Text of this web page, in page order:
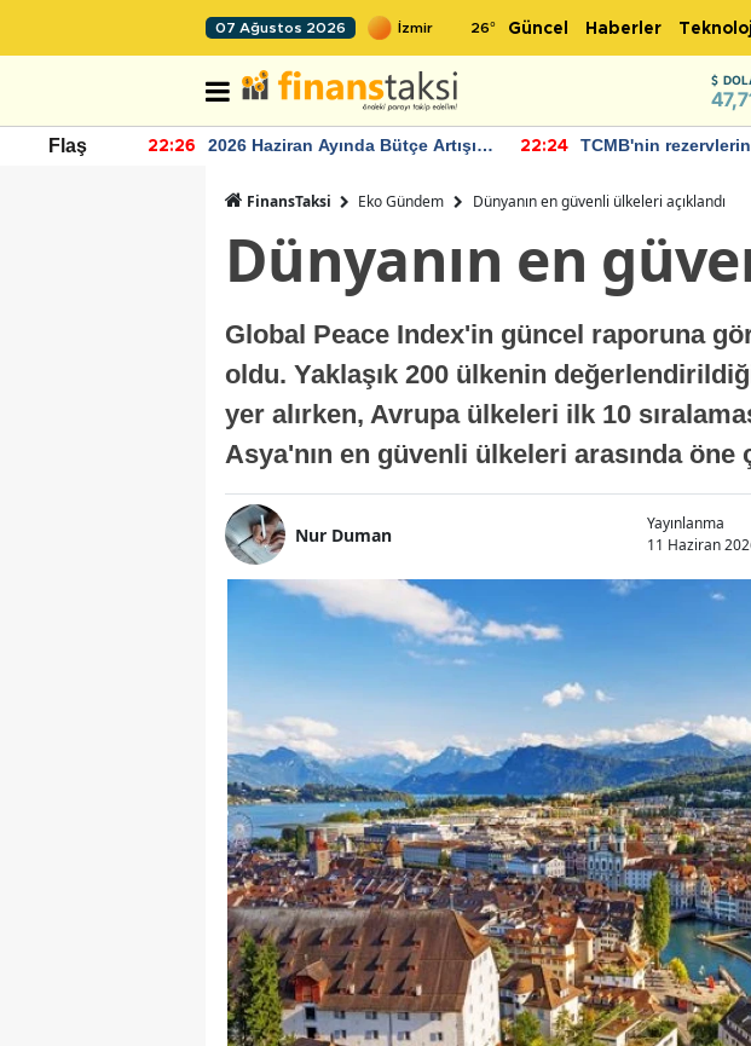
07 Ağustos 2026 26° Güncel Haberler
Flaş 22:26
2026 Haziran Ayında Bütçe Artışı
22:24
TCMB'nin
FinansTaksi Eko Gündem Dünyanın en güvenli ülkeleri açıklandı
Dünyanın en
Global Peace Index'in güncel raporuna
oldu. Yaklaşık 200 ülkenin
yer alırken, Avrupa ülkeleri ilk 10
Asya'nın en güvenli ülkeleri arasında öne
Nur Duman
Yayınlanma
11 Haziran